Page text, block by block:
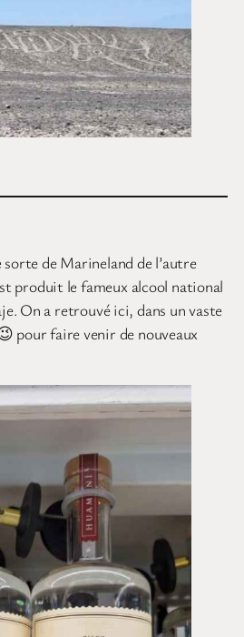
de Marineland de l’autre
produit le fameux alcool national
On a retrouvé ici, dans un vaste
pour faire venir de nouveaux